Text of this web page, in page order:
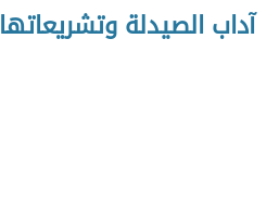
آداب الصيدلة وتشريعاتها